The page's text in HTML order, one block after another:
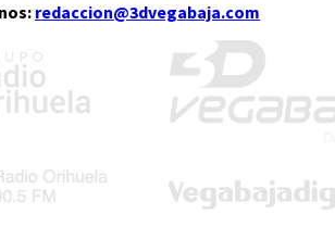
redaccion@3dvegabaja.com